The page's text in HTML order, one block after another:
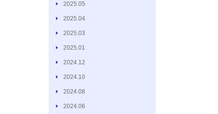
2025.05
2025.04
2025.03
2025.01
2024.12
2024.10
2024.08
2024.06